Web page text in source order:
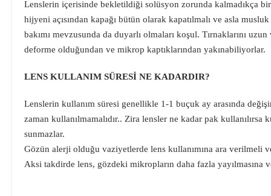
Lenslerin içerisinde bekletildiği solüsyon zorunda kalmadıkça
hijyeni açısından kapağı bütün olarak kapatılmalı ve asla
bakımı mevzusunda da duyarlı olmaları koşul. Tırnaklarını
deforme olduğundan ve mikrop kaptıklarından yakınabiliyorlar.
LENS KULLANIM SÜRESİ NE KADARDIR?
Lenslerin kullanım süresi genellikle 1-1 buçuk ay arasında
zaman kullanılmamalıdır.. Zira lensler ne kadar pak kullanılırsa
sunmazlar.
Gözün alerji olduğu vaziyetlerde lens kullanımına ara verilmeli
Aksi takdirde lens, gözdeki mikropların daha fazla yayılmasına